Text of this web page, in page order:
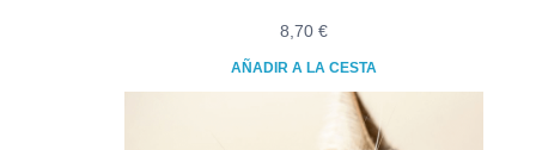
8,70 €
AÑADIR A LA CESTA